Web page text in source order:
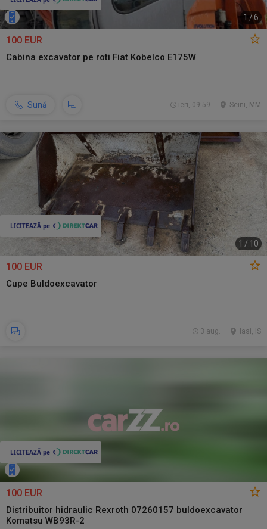
1 /6
100 EUR
Cabina excavator pe roti Fiat Kobelco E175W
Sună Seini, MM
ieri, 09:59
1 / 10
100 EUR
Cupe Buldoexcavator
Iasi, IS
3 aug.
100 EUR
Distribuitor hidraulic Rexroth 07260157 buldoexcavator
Komatsu WB93R-2